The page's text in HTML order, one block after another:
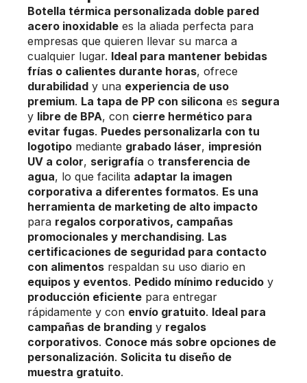
Botella térmica personalizada doble pared
acero inoxidable es la aliada perfecta para
empresas que quieren llevar su marca a
cualquier lugar. Ideal para mantener bebidas
frías o calientes durante horas, ofrece
durabilidad y una experiencia de uso
premium. La tapa de PP con silicona es segura
y libre de BPA, con cierre hermético para
evitar fugas. Puedes personalizarla con tu
logotipo mediante grabado láser, impresión
UV a color, serigrafía o transferencia de
agua, lo que facilita adaptar la imagen
corporativa a diferentes formatos. Es una
herramienta de marketing de alto impacto
para regalos corporativos, campañas
promocionales y merchandising. Las
certificaciones de seguridad para contacto
con alimentos respaldan su uso diario en
equipos y eventos. Pedido mínimo reducido y
producción eficiente para entregar
rápidamente y con envío gratuito. Ideal para
campañas de branding y regalos
corporativos. Conoce más sobre opciones de
personalización. Solicita tu diseño de
muestra gratuito.